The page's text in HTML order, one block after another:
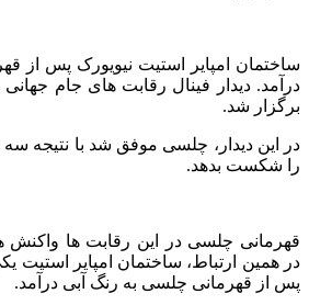
ساختمان امپایر استیت نیویورک پس از
درآمد. دیدار فینال رقابت های جام
برگزار شد.
در این دیدار، چلسی موفق شد با نتیجه
را شکست بدهد.
قهرمانی چلسی در این رقابت ها
در همین ارتباط، ساختمان امپایر استیت
پس از قهرمانی چلسی به رنگ آبی درآمد.